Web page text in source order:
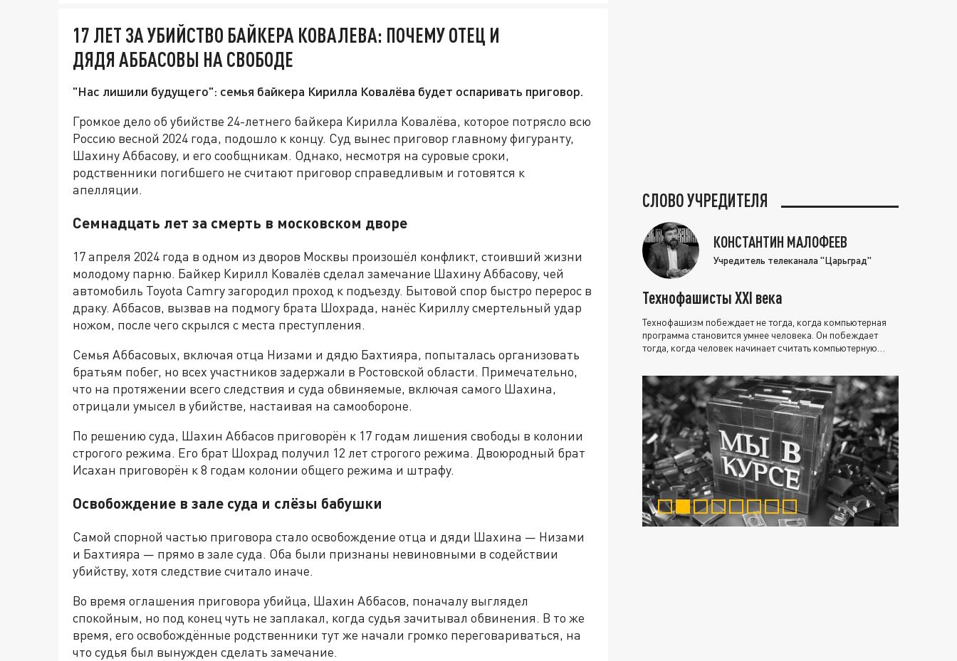
17 ЛЕТ ЗА УБИЙСТВО БАЙКЕРА КОВАЛЕВА: ПОЧЕМУ ОТЕЦ И
ДЯДЯ АББАСОВЫ НА СВОБОДЕ
"Нас лишили будущего": семья байкера Кирилла Ковалёва будет оспаривать приговор.
Громкое дело об убийстве 24-летнего байкера Кирилла Ковалёва, которое потрясло всю
Россию весной 2024 года, подошло к концу. Суд вынес приговор главному фигуранту,
Шахину Аббасову, и его сообщникам. Однако, несмотря на суровые сроки,
родственники погибшего не считают приговор справедливым и готовятся к
апелляции.
Семнадцать лет за смерть в московском дворе
17 апреля 2024 года в одном из дворов Москвы произошёл конфликт, стоивший жизни
молодому парню. Байкер Кирилл Ковалёв сделал замечание Шахину Аббасову, чей
автомобиль Toyota Camry загородил проход к подъезду. Бытовой спор быстро перерос в
драку. Аббасов, вызвав на подмогу брата Шохрада, нанёс Кириллу смертельный удар
ножом, после чего скрылся с места преступления.
Семья Аббасовых, включая отца Низами и дядю Бахтияра, попыталась организовать
братьям побег, но всех участников задержали в Ростовской области. Примечательно,
что на протяжении всего следствия и суда обвиняемые, включая самого Шахина,
отрицали умысел в убийстве, настаивая на самообороне.
По решению суда, Шахин Аббасов приговорён к 17 годам лишения свободы в колонии
строгого режима. Его брат Шохрад получил 12 лет строгого режима. Двоюродный брат
Исахан приговорён к 8 годам колонии общего режима и штрафу.
Освобождение в зале суда и слёзы бабушки
Самой спорной частью приговора стало освобождение отца и дяди Шахина — Низами
и Бахтияра — прямо в зале суда. Оба были признаны невиновными в содействии
убийству, хотя следствие считало иначе.
Во время оглашения приговора убийца, Шахин Аббасов, поначалу выглядел
спокойным, но под конец чуть не заплакал, когда судья зачитывал обвинения. В то же
время, его освобождённые родственники тут же начали громко переговариваться, на
что судья был вынужден сделать замечание.
СЛОВО УЧРЕДИТЕЛЯ
КОНСТАНТИН МАЛОФЕЕВ
Учредитель телеканала "Царьград"
Технофашисты XXI века
Технофашизм побеждает не тогда, когда компьютерная
программа становится умнее человека. Он побеждает
тогда, когда человек начинает считать компьютерную